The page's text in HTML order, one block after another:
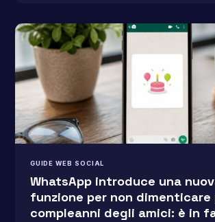
GUIDE WEB SOCIAL
WhatsApp introduce una
funzione per non dimenticare
compleanni degli amici: è in